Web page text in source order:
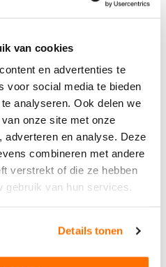
van cookies
en advertenties te
voor social media te bieden
analyseren. Ook delen we
onze site met onze
adverteren en analyse. Deze
combineren met andere
verstrekt of die ze hebben
gebruik van hun services.
Details tonen
2 ans
3+
Métal de haute qualit
é
Rolly Toys
80 cm x 38 cm x 41 c
85 à 130 cm
techniques